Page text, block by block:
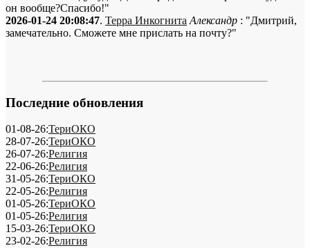
он вообще?Спасибо!"
2026-01-24 20:08:47. Терра Инкогнита Александр : "Дмитрий,
замечательно. Сможете мне прислать на почту?"
Последние обновления
01-08-26:ТериОКО
28-07-26:ТериОКО
26-07-26:Религия
22-06-26:Религия
31-05-26:ТериОКО
22-05-26:Религия
01-05-26:ТериОКО
01-05-26:Религия
15-03-26:ТериОКО
23-02-26:Религия